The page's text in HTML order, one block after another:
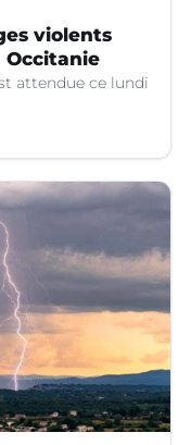
violents
Occitanie
attendue ce lundi